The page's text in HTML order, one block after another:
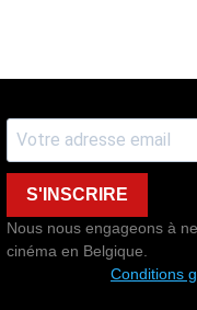
S'INSCRIRE
Nous nous engageons à
cinéma en Belgique.
Conditions